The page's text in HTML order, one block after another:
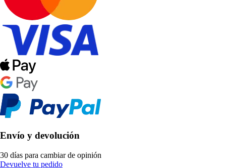
Envío y devolución
30 días para cambiar de opinión
Devuelve tu pedido